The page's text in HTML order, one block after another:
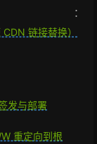
链接替换）
发与部署
重定向到根